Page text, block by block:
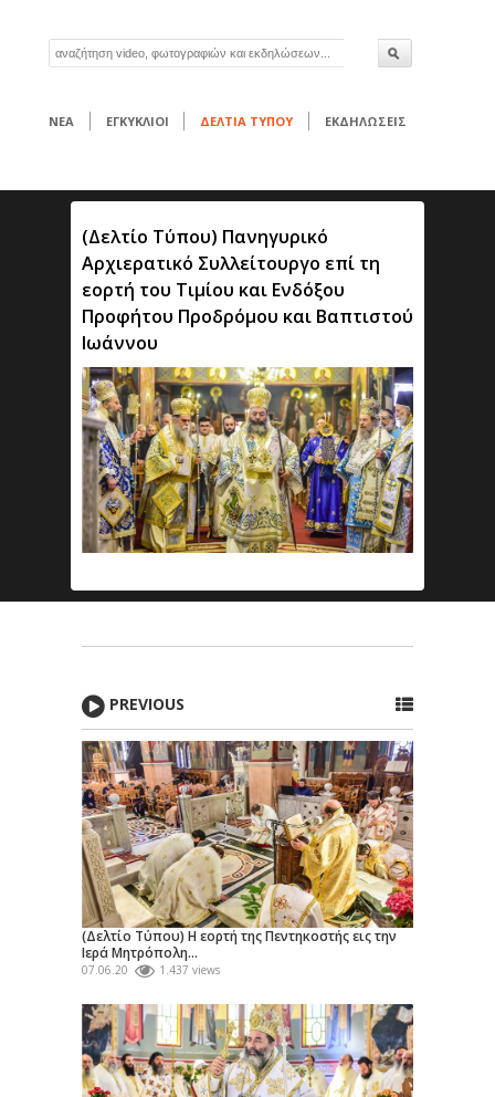
ΝΕΑ ΕΓΚΥΚΛΙΟΙ ΔΕΛΤΙΑ ΤΥΠΟΥ ΕΚΔΗΛΩΣΕΙΣ
(Δελτίο Τύπου) Πανηγυρικό
Αρχιερατικό Συλλείτουργο επί τη
εορτή του Τιμίου και Ενδόξου
Προφήτου Προδρόμου και Βαπτιστού
Ιωάννου
PREVIOUS
(Δελτίο Τύπου) Η εορτή της Πεντηκοστής εις την
Ιερά Μητρόπολη...
07.06.20 1.437 views